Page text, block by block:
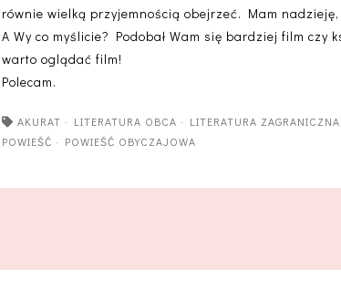
równie wielką przyjemnością obejrzeć. Mam
A Wy co myślicie? Podobał Wam się bardziej film
warto oglądać film!
Polecam.
AKURAT · LITERATURA OBCA · LITERATURA ZAGRANICZNA
POWIEŚĆ · POWIEŚĆ OBYCZAJOWA